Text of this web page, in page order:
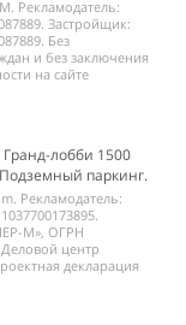
Рекламодатель:
Застройщик:
Без
и без заключения
на сайте
лобби 1500
паркинг.
Рекламодатель:
М», ОГРН
центр
декларация